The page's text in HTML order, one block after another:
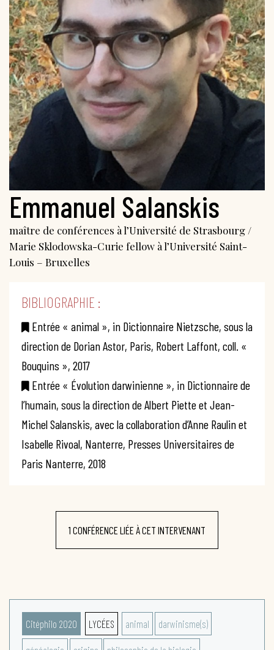
Emmanuel Salanskis
maître de conférences à l’Université de Strasbourg /
Marie Sklodowska-Curie fellow à l’Université Saint-
Louis – Bruxelles
BIBLIOGRAPHIE :
Entrée « animal », in Dictionnaire Nietzsche, sous la
direction de Dorian Astor, Paris, Robert Laffont, coll. «
Bouquins », 2017
Entrée « Évolution darwinienne », in Dictionnaire de
l’humain, sous la direction de Albert Piette et Jean-
Michel Salanskis, avec la collaboration d’Anne Raulin et
Isabelle Rivoal, Nanterre, Presses Universitaires de
Paris Nanterre, 2018
1 CONFÉRENCE LIÉE À CET INTERVENANT
Citéphilo 2020 LYCÉES animal darwinisme(s)